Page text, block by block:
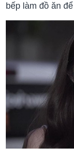
bếp làm đồ ăn